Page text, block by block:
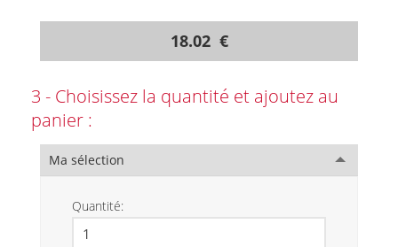
18.02 €
3 - Choisissez la quantité et ajoutez au
panier :
Ma sélection
Quantité: